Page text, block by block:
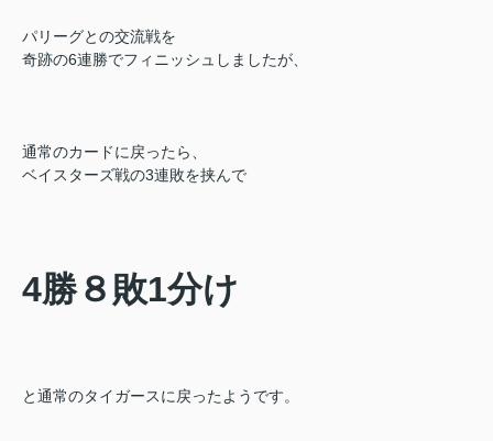
パリーグとの交流戦を
奇跡の6連勝でフィニッシュしましたが、
通常のカードに戻ったら、
ベイスターズ戦の3連敗を挟んで
4勝８敗1分け
と通常のタイガースに戻ったようです。